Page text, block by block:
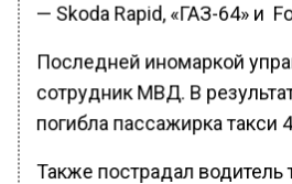
— Skoda Rapid, «ГАЗ-64» и
Последней иномаркой
сотрудник МВД. В
погибла пассажирка такси
Также пострадал водитель